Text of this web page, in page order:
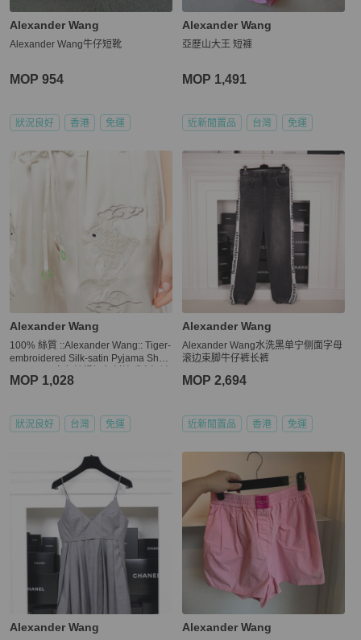
Alexander Wang
Alexander Wang牛仔短靴
MOP 954
狀況良好 香港 免運
Alexander Wang
亞歷山大王 短褲
MOP 1,491
近新閒置品 台灣 免運
Alexander Wang
100% 絲質 ::Alexander Wang:: Tiger-
embroidered Silk-satin Pyjama Short
S號
MOP 1,028
狀況良好 台灣 免運
Alexander Wang
Alexander Wang水洗黑单宁侧面字母
滚边束脚牛仔裤长裤
MOP 2,694
近新閒置品 香港 免運
Alexander Wang Alexander Wang